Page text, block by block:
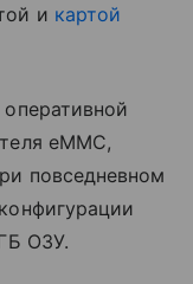
и картой
eMMC,
повседневном
ОЗУ.